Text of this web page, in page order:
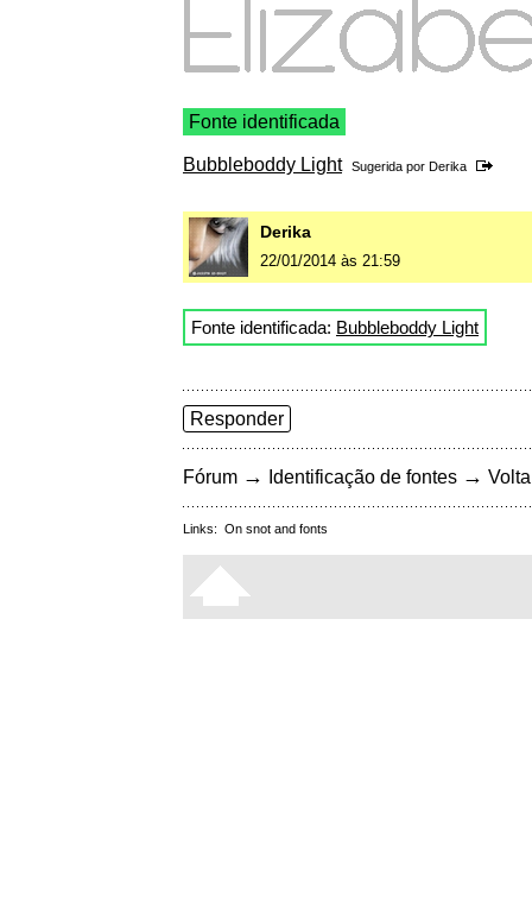
Fonte identificada
Bubbleboddy Light Sugerida por Derika
Derika
22/01/2014 às 21:59
Fonte identificada: Bubbleboddy Light
Responder
Fórum → Identificação de fontes →
Links: On snot and fonts